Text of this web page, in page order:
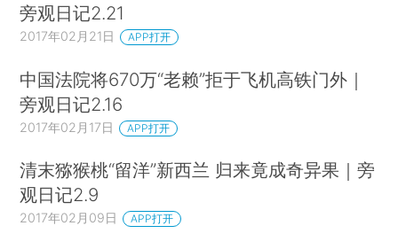
旁观日记2.21
2017年02月21日 APP打开
中国法院将670万“老赖”拒于飞机高铁门外｜
旁观日记2.16
2017年02月17日 APP打开
清末猕猴桃“留洋”新西兰 归来竟成奇异果｜旁
观日记2.9
2017年02月09日 APP打开